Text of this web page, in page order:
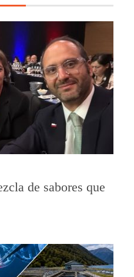
de sabores que